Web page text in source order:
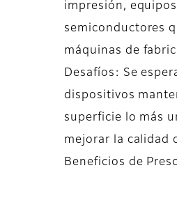
impresión,
semiconductores
máquinas de
Desafíos: Se
dispositivos
superficie lo más
mejorar la calidad
Beneficios de